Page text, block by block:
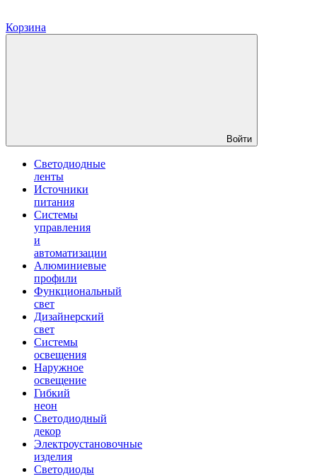
Корзина
Войти
Светодиодные
ленты
Источники
питания
Системы
управления
и
автоматизации
Алюминиевые
профили
Функциональный
свет
Дизайнерский
свет
Системы
освещения
Наружное
освещение
Гибкий
неон
Светодиодный
декор
Электроустановочные
изделия
Светодиоды